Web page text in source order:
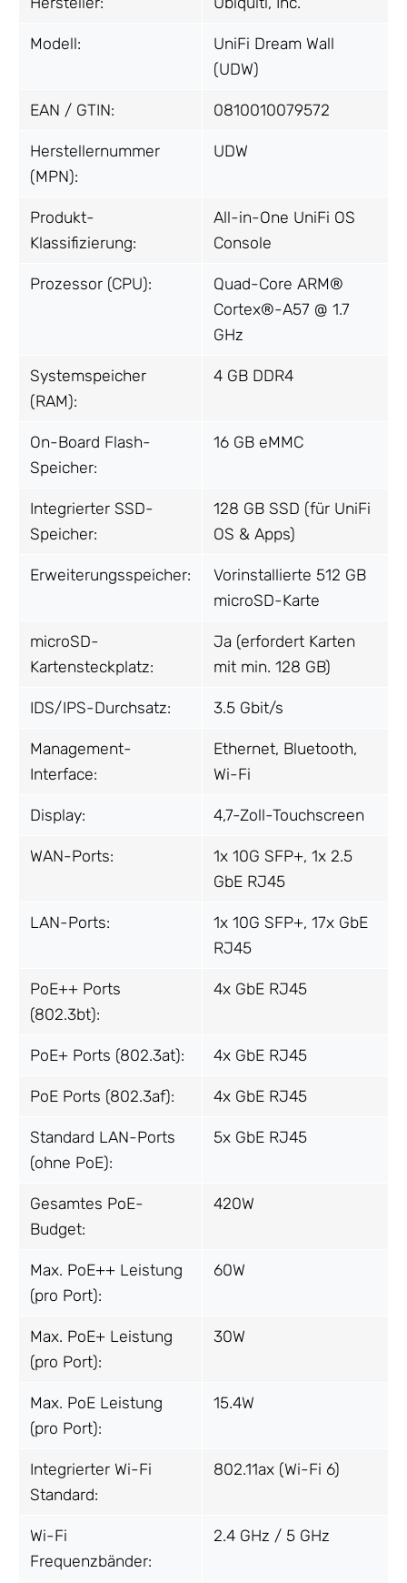
Modell:
UniFi Dream Wall
(UDW)
EAN / GTIN: 0810010079572
Herstellernummer
(MPN):
UDW
Produkt-
Klassifizierung:
All-in-One UniFi OS
Console
Prozessor (CPU):
Quad-Core ARM®
Cortex®-A57 @ 1.7
GHz
Systemspeicher
(RAM):
4 GB DDR4
On-Board Flash-
Speicher:
16 GB eMMC
Integrierter SSD-
Speicher:
128 GB SSD (für UniFi
OS & Apps)
Erweiterungsspeicher:
Vorinstallierte 512 GB
microSD-Karte
microSD-
Kartensteckplatz:
Ja (erfordert Karten
mit min. 128 GB)
IDS/IPS-Durchsatz: 3.5 Gbit/s
Management-
Interface:
Ethernet, Bluetooth,
Wi-Fi
Display: 4,7-Zoll-Touchscreen
WAN-Ports:
1x 10G SFP+, 1x 2.5
GbE RJ45
LAN-Ports:
1x 10G SFP+, 17x GbE
RJ45
PoE++ Ports
(802.3bt):
4x GbE RJ45
PoE+ Ports (802.3at): 4x GbE RJ45
PoE Ports (802.3af): 4x GbE RJ45
Standard LAN-Ports
(ohne PoE):
5x GbE RJ45
Gesamtes PoE-
Budget:
420W
Max. PoE++ Leistung
(pro Port):
60W
Max. PoE+ Leistung
(pro Port):
30W
Max. PoE Leistung
(pro Port):
15.4W
Integrierter Wi-Fi
Standard:
802.11ax (Wi-Fi 6)
Wi-Fi
Frequenzbänder:
2.4 GHz / 5 GHz